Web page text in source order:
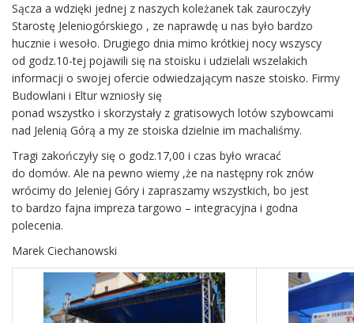
Sącza a wdzięki jednej z naszych koleżanek tak zauroczyły
Starostę Jeleniogórskiego , ze naprawdę u nas było bardzo
hucznie i wesoło. Drugiego dnia mimo krótkiej nocy wszyscy
od godz.10-tej pojawili się na stoisku i udzielali wszelakich
informacji o swojej ofercie odwiedzającym nasze stoisko. Firmy
Budowlani i Eltur wzniosły się
ponad wszystko i skorzystały z gratisowych lotów szybowcami
nad Jelenią Górą a my ze stoiska dzielnie im machaliśmy.
Tragi zakończyły się o godz.17,00 i czas było wracać
do domów. Ale na pewno wiemy ,że na następny rok znów
wrócimy do Jeleniej Góry i zapraszamy wszystkich, bo jest
to bardzo fajna impreza targowo – integracyjna i godna
polecenia.
Marek Ciechanowski